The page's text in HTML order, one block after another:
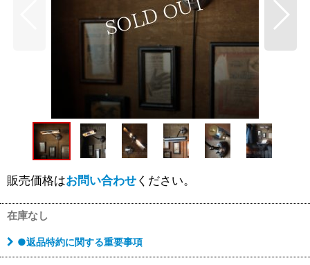
販売価格はお問い合わせください。
在庫なし
●返品特約に関する重要事項